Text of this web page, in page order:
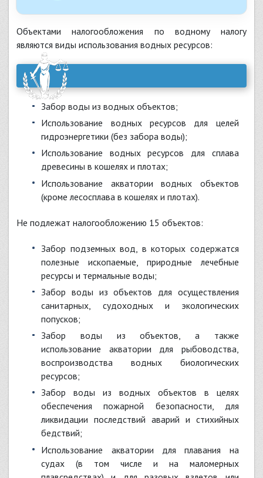
Объектами налогообложения по водному налогу
являются виды использования водных ресурсов:
забор воды из водных объектов;
использование водных ресурсов для целей
гидроэнергетики (без забора воды);
использование водных ресурсов для сплава
древесины в кошелях и плотах;
использование акватории водных объектов
(кроме лесосплава в кошелях и плотах).
Не подлежат налогообложению 15 объектов:
забор подземных вод, в которых содержатся
полезные ископаемые, природные лечебные
ресурсы и термальные воды;
забор воды из объектов для осуществления
санитарных, судоходных и экологических
попусков;
забор воды из объектов, а также
использование акватории для рыбоводства,
воспроизводства водных биологических
ресурсов;
забор воды из водных объектов в целях
обеспечения пожарной безопасности, для
ликвидации последствий аварий и стихийных
бедствий;
использование акватории для плавания на
судах (в том числе и на маломерных